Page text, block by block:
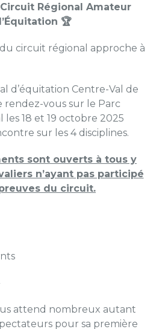
Régional Amateur
🏆
circuit régional approche à
d’équitation Centre-Val de
rendez-vous sur le Parc
les 18 et 19 octobre 2025
sur les 4 disciplines.
sont ouverts à tous y
n’ayant pas participé
du circuit.
attend nombreux autant
pour sa première